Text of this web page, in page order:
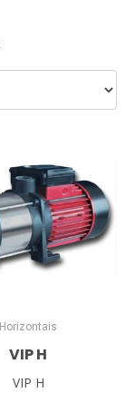
Horizontais
VIP H
VIP H